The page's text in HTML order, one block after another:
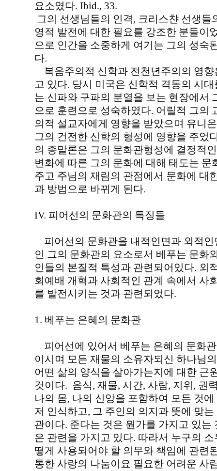
요소였다. Ibid., 33.
그의 선생님들의 인격, 크리스챤 선생
영적 발전에 대한 필요를 강조한 분들이
으로 인간을 소중하게 여기는 그의 성숙
다.
복음주의적 신학과 전천년주의의 영향
고 있다. 당시 미국은 신학적 격동의 시
는 신파와 구파의 분열을 보는 현장에서
으로 훈련으로 성숙하였다. 어릴적 그의
의적 설교자에게 영향을 받았으며 유니
그의 건전한 신학의 형성에 영향을 주었
의 종말론은 그의 문화관형성에 결정적
변화에 따른 그의 문화에 대해 태도는
주고 주님의 재림의 관점에서 문화에 대
과 방법으로 바뀌게 된다.
IV. 피어선의 문화관의 특징들
피어선의 문화관을 내적인면과 외적인
인 그의 문화관의 요소로서 베푸는 문화
인들의 본질적 특성과 관련되어있다. 외
회예배 개혁과 사회적인 관계 속에서 사
를 발전시키는 것과 관련되었다.
1. 베푸는 은혜의 문화관
피어선에 있어서 베푸는 은혜의 문화
이시며 모든 재물의 소유자되신 하나님
어떤 삶의 양식을 살아가는지에 대한 근
것이다. 음식, 재물, 시간, 사람, 지위, 권
나의 몸, 나의 신앙을 포함하여 모든 것
저 인식하고, 그 주인의 의지과 뜻에 맞
관이다. 준다는 것은 뭔가를 가지고 있는
은 관련을 가지고 있다. 따라서 누구의
떻게 사용되어야 할 의무와 책임에 관련
통한 사랑의 나눔이요 필요한 어려운 사